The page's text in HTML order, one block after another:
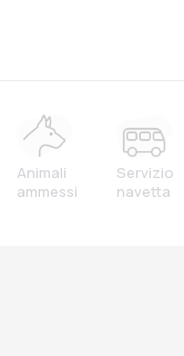
Animali
ammessi
Servizio
navetta